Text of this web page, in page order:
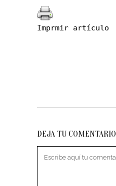
Imprmir artículo
DEJA TU COMENTARIO